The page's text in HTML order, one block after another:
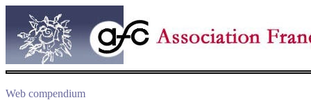
Web compendium